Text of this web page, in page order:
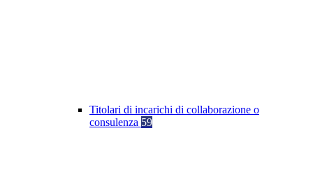
Titolari di incarichi di collaborazione o
consulenza 59